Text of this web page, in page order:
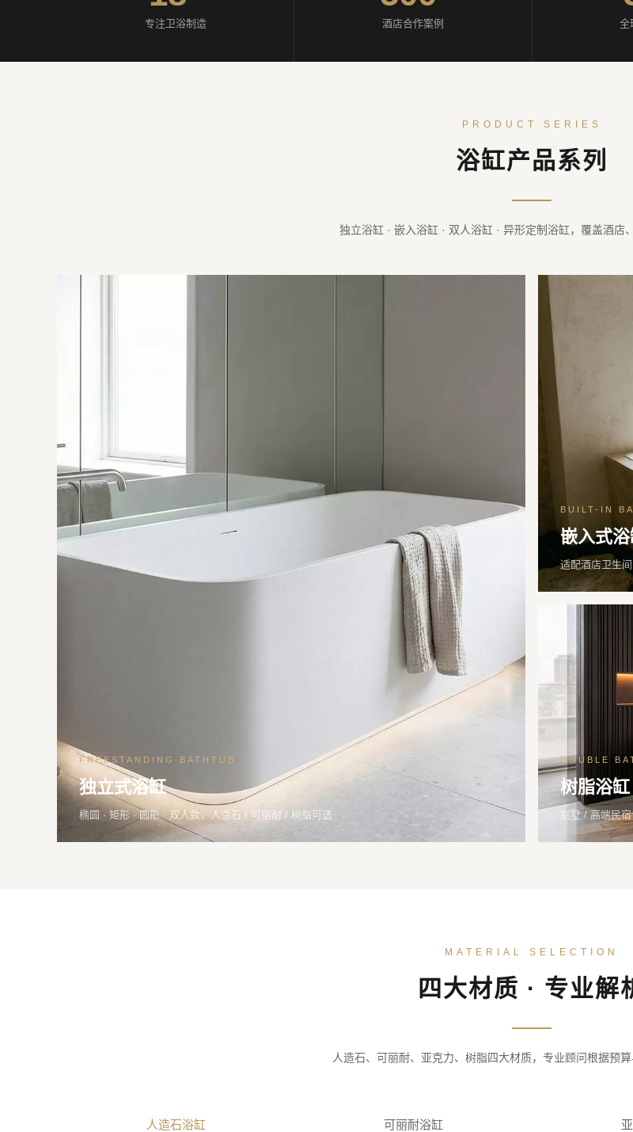
专注卫浴制造 酒店合作案例 全
PRODUCT SERIES
浴缸产品系列
独立浴缸 · 嵌入浴缸 · 双人浴缸 · 异形定制浴缸，覆盖酒店
FREESTANDING BATHTUB
独立式浴缸
椭圆 · 矩形 · 圆形 · 双人款，人造石 / 可丽耐 / 树脂可选
BUILT-IN
嵌入式
适配酒店卫生
DOUBLE
树脂浴缸
别墅 / 高端民
MATERIAL SELECTION
四大材质 · 专业解
人造石、可丽耐、亚克力、树脂四大材质，专业顾问根据预
人造石浴缸 可丽耐浴缸